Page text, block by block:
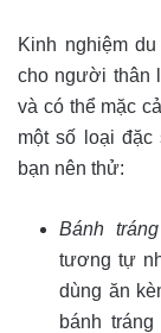
Kinh nghiệm
cho người thân
và có thể mặc
một số loại
bạn nên thử:
Bánh
tương tự
dùng ăn
bánh